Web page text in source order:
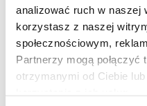
analizować ruch w naszej
korzystasz z naszej
społecznościowym,
Partnerzy mogą
otrzymanymi od Ciebie
Zabrudzenia należy
delikatnie zwilżoną wodą
pielęgnacyjnymi. Ciężkie
zabrudzenia oraz
usuwane w